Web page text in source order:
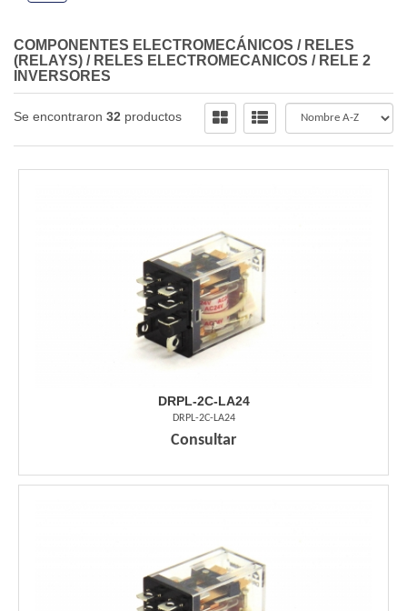
COMPONENTES ELECTROMECÁNICOS / RELES
(RELAYS) / RELES ELECTROMECANICOS / RELE 2
INVERSORES
Se encontraron 32 productos
DRPL-2C-LA24
DRPL-2C-LA24
Consultar